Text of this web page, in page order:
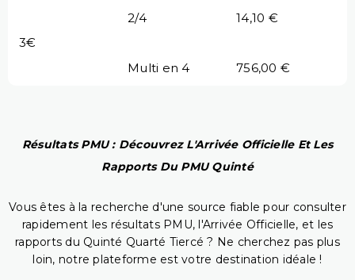
2/4
14,10 €
3€
Multi en 4
756,00 €
Résultats PMU : Découvrez L'Arrivée Officielle Et Les
Rapports Du PMU Quinté
Vous êtes à la recherche d'une source fiable pour consulter
rapidement les résultats PMU, l'Arrivée Officielle, et les
rapports du Quinté Quarté Tiercé ? Ne cherchez pas plus
loin, notre plateforme est votre destination idéale !